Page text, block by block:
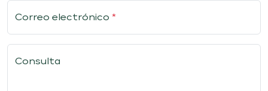
Correo electrónico *
Consulta